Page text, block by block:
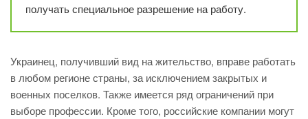
получать специальное разрешение на работу.
Украинец, получивший вид на жительство, вправе работать
в любом регионе страны, за исключением закрытых и
военных поселков. Также имеется ряд ограничений при
выборе профессии. Кроме того, российские компании могут